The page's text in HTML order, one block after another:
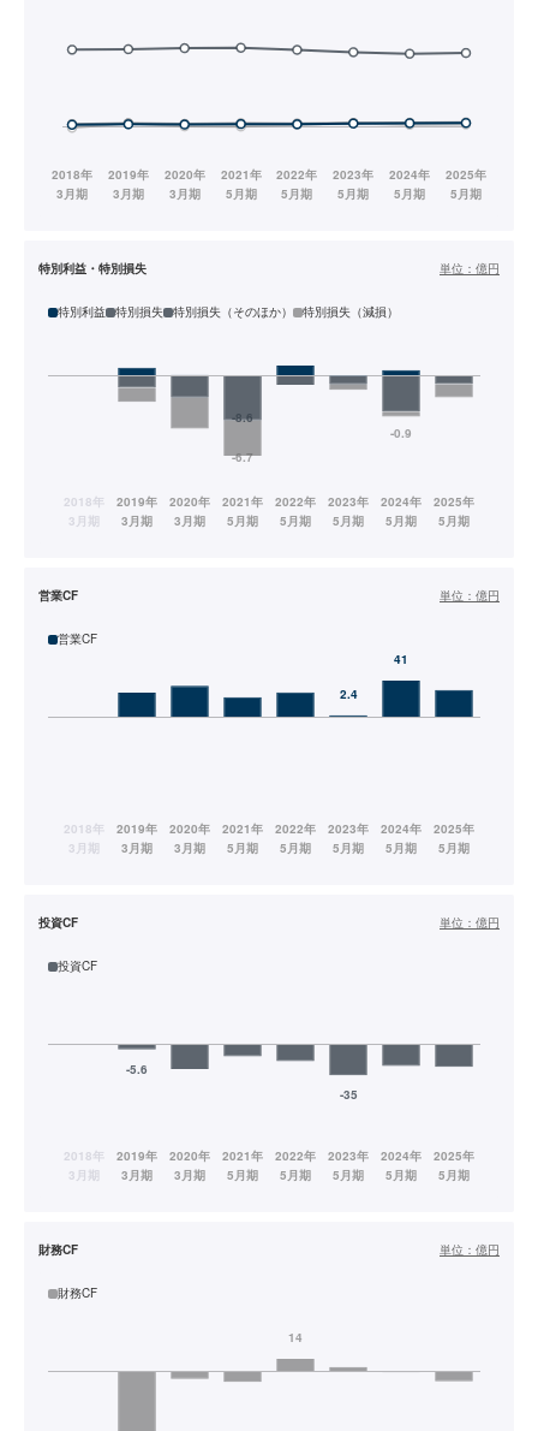
特別利益・特別損失 単位： 億円
特別利益 特別損失 特別損失（そのほか） 特別損失（減損）
営業CF 単位： 億円
営業CF
投資CF 単位： 億円
投資CF
財務CF 単位： 億円
財務CF